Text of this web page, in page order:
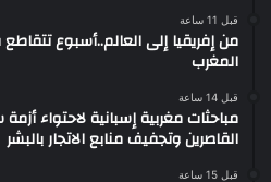
قبل 11 ساعة
من إفريقيا إلى العالم..أسبوع
المغرب
قبل 14 ساعة
مباحثات مغربية إسبانية لاحتواء
القاصرين وتجفيف منابع الاتجار بالبشر
قبل 15 ساعة